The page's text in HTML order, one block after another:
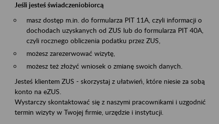
Jeśli jesteś świadczeniobiorcą
masz dostęp m.in. do formularza PIT 11A, czyli informacji o
dochodach uzyskanych od ZUS lub do formularza PIT 40A,
czyli rocznego obliczenia podatku przez ZUS,
możesz zarezerwować wizytę,
możesz też złożyć wniosek o zmianę swoich danych.
Jesteś klientem ZUS - skorzystaj z ułatwień, które niesie za sobą
konto na eZUS.
Wystarczy skontaktować się z naszymi pracownikami i uzgodnić
termin wizyty w Twojej firmie, urzędzie i instytucji.